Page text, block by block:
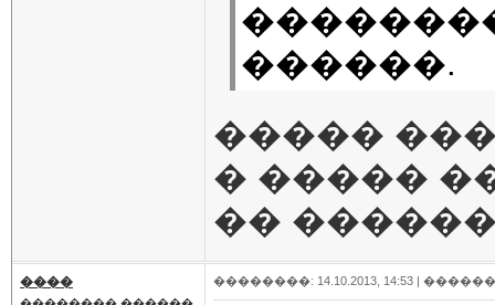
������.
�����
� �����
��
���� ��������: 14.10.2013, 14:53 |